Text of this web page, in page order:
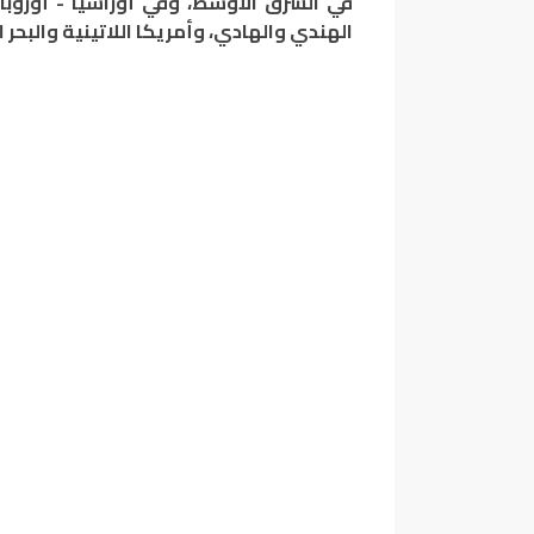
الهندي والهادي، وأمريكا اللاتينية والبحر